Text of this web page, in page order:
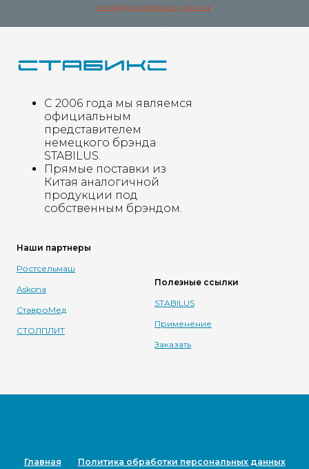
конфиденциальных данных.
С 2006 года мы являемся
официальным
представителем
немецкого брэнда
STABILUS.
Прямые поставки из
Китая аналогичной
продукции под
собственным брэндом.
Наши партнеры
Ростсельмаш
Askona
СтавроМед
СТОЛПЛИТ
Полезные ссылки
STABILUS
Применение
Заказать
Главная Политика обработки персональных данных